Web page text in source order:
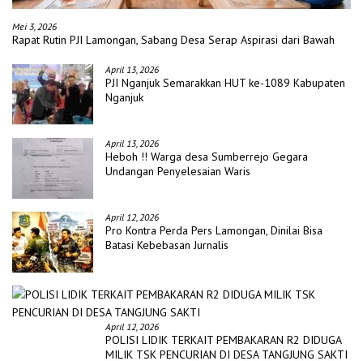
Mei 3, 2026
Rapat Rutin PJI Lamongan, Sabang Desa Serap Aspirasi dari Bawah
April 13, 2026
PJI Nganjuk Semarakkan HUT ke-1089 Kabupaten
Nganjuk
April 13, 2026
Heboh !! Warga desa Sumberrejo Gegara
Undangan Penyelesaian Waris
April 12, 2026
Pro Kontra Perda Pers Lamongan, Dinilai Bisa
Batasi Kebebasan Jurnalis
April 12, 2026
POLISI LIDIK TERKAIT PEMBAKARAN R2 DIDUGA
MILIK TSK PENCURIAN DI DESA TANGJUNG SAKTI